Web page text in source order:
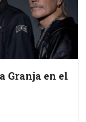
Granja en el